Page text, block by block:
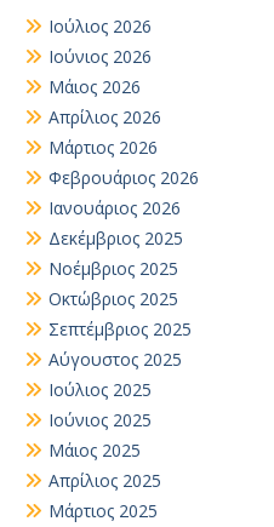
Ιούλιος 2026
Ιούνιος 2026
Μάιος 2026
Απρίλιος 2026
Μάρτιος 2026
Φεβρουάριος 2026
Ιανουάριος 2026
Δεκέμβριος 2025
Νοέμβριος 2025
Οκτώβριος 2025
Σεπτέμβριος 2025
Αύγουστος 2025
Ιούλιος 2025
Ιούνιος 2025
Μάιος 2025
Απρίλιος 2025
Μάρτιος 2025